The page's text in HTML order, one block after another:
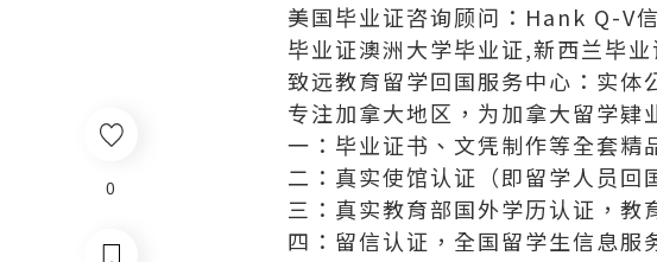
0
美国毕业证咨询顾问：Hank Q-V
毕业证澳洲大学毕业证,新西兰毕
致远教育留学回国服务中心：实体
专注加拿大地区，为加拿大留学肄
一：毕业证书、文凭制作等全套精
二：真实使馆认证（即留学人员回
三：真实教育部国外学历认证，教
四：留信认证，全国留学生信息服